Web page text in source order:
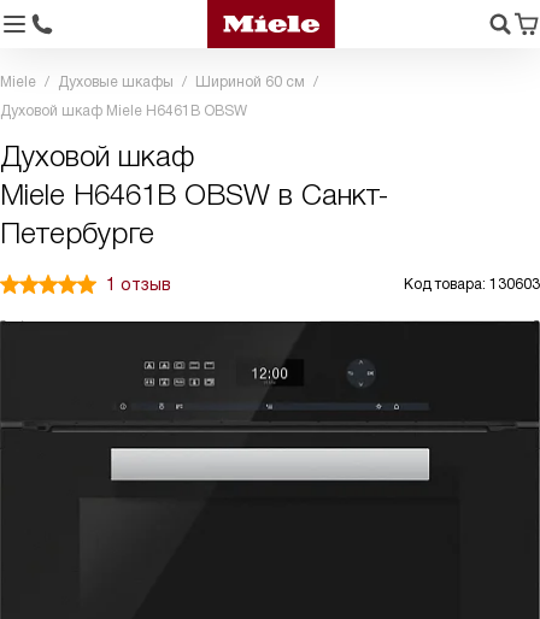
Miele Духовые шкафы
Шириной 60 см
Духовой шкаф Miele H6461B OBSW
Духовой шкаф
Miele H6461B OBSW в Санкт-
Петербурге
1 отзыв Код товара: 130603